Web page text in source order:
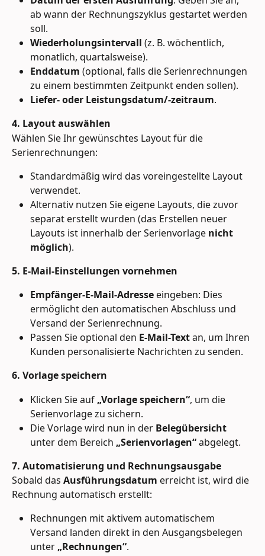
ab wann der Rechnungszyklus gestartet werden
soll.
Wiederholungsintervall (z. B. wöchentlich,
monatlich, quartalsweise).
Enddatum (optional, falls die Serienrechnungen
zu einem bestimmten Zeitpunkt enden sollen).
Liefer- oder Leistungsdatum/-zeitraum.
4. Layout auswählen
Wählen Sie Ihr gewünschtes Layout für die
Serienrechnungen:
Standardmäßig wird das voreingestellte Layout
verwendet.
Alternativ nutzen Sie eigene Layouts, die zuvor
separat erstellt wurden (das Erstellen neuer
Layouts ist innerhalb der Serienvorlage nicht
möglich).
5. E-Mail-Einstellungen vornehmen
Empfänger-E-Mail-Adresse eingeben: Dies
ermöglicht den automatischen Abschluss und
Versand der Serienrechnung.
Passen Sie optional den E-Mail-Text an, um Ihren
Kunden personalisierte Nachrichten zu senden.
6. Vorlage speichern
Klicken Sie auf „Vorlage speichern“, um die
Serienvorlage zu sichern.
Die Vorlage wird nun in der Belegübersicht
unter dem Bereich „Serienvorlagen“ abgelegt.
7. Automatisierung und Rechnungsausgabe
Sobald das Ausführungsdatum erreicht ist, wird die
Rechnung automatisch erstellt:
Rechnungen mit aktivem automatischem
Versand landen direkt in den Ausgangsbelegen
unter „Rechnungen“.